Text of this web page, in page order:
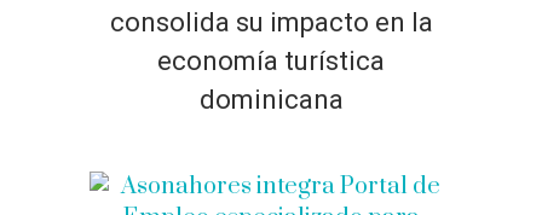
consolida su impacto en la
economía turística
dominicana